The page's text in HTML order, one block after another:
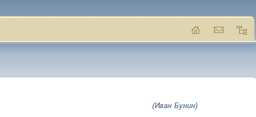
(Иван Бунин)